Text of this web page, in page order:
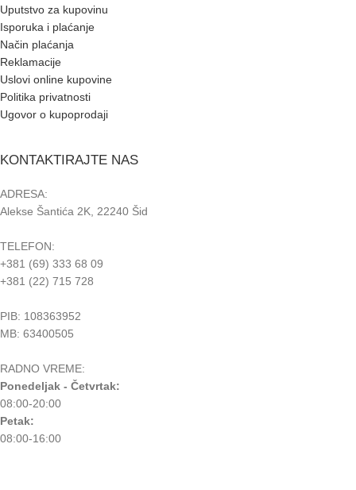
Uputstvo za kupovinu
Isporuka i plaćanje
Način plaćanja
Reklamacije
Uslovi online kupovine
Politika privatnosti
Ugovor o kupoprodaji
KONTAKTIRAJTE NAS
ADRESA:
Alekse Šantića 2K, 22240 Šid
TELEFON:
+381 (69) 333 68 09
+381 (22) 715 728
PIB: 108363952
MB: 63400505
RADNO VREME:
Ponedeljak - Četvrtak:
08:00-20:00
Petak:
08:00-16:00